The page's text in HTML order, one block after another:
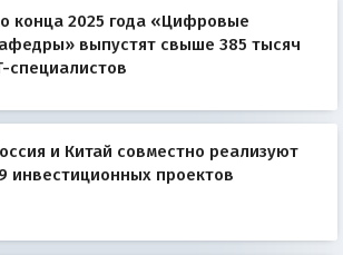
конца 2025 года «Цифровые
выпустят свыше 385 тысяч
специалистов
и Китай совместно реализуют
инвестиционных проектов